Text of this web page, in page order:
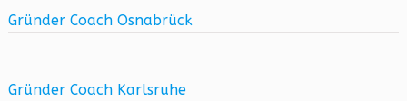
Gründer Coach Osnabrück
Gründer Coach Karlsruhe